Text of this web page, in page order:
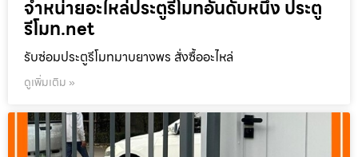
จำหน่ายอะไหล่ประตูรีโมทอันดับหนึ่ง ประตู
รีโมท.net
รับซ่อมประตูรีโมทมาบยางพร สั่งซื้ออะไหล่
ดูเพิ่มเติม »